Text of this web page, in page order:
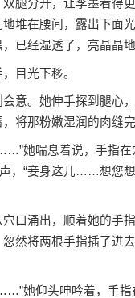
双腿分开，让李墨看得
堆在腰间，露出下面
已经湿透了，亮晶晶地
目光下移。
。她伸手探到腿心，
将那粉嫩湿润的肉缝
她喘息着说，手指在
声，“妾身这儿……想您
涌出，顺着她的手指
然将两根手指插了进
仰头呻吟着，手指在